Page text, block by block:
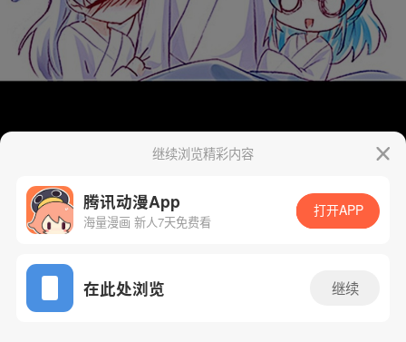
App免费看
继续浏览精彩内容
腾讯动漫App
海量漫画 新人7天免费看
打开APP
在此处浏览 继续